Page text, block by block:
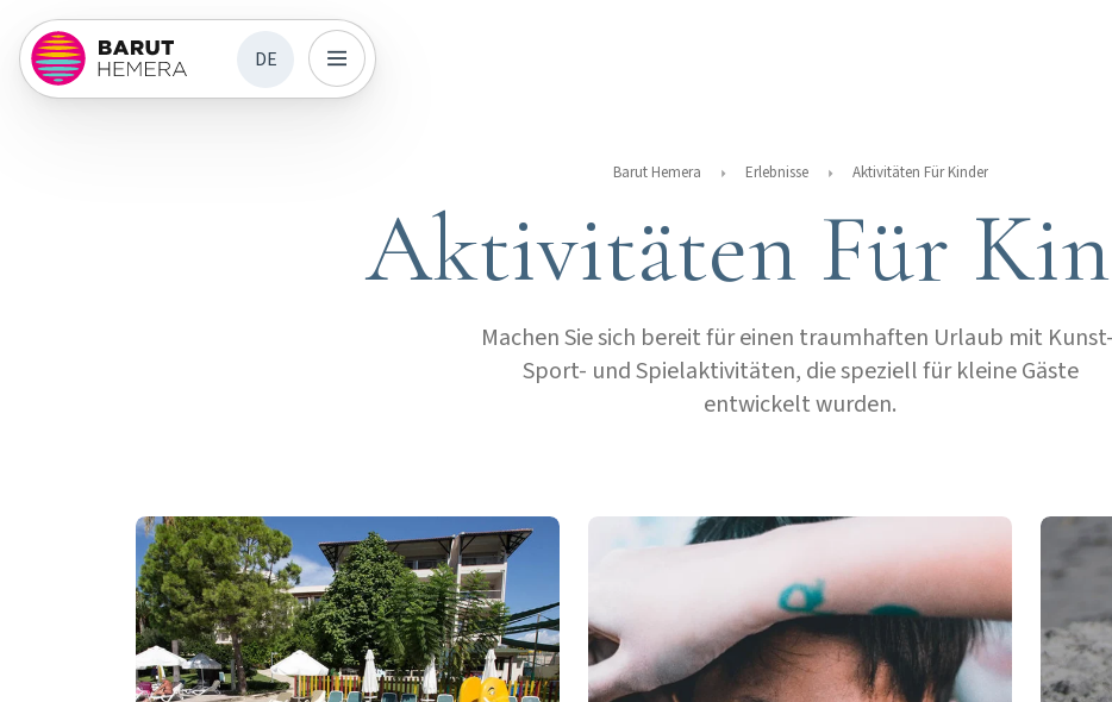
DE
Barut Hemera Erlebnisse Aktivitäten Für Kinder
Aktivitäten Für
Machen Sie sich bereit für einen traumhaften Urlaub mit
Sport- und Spielaktivitäten, die speziell für kleine Gäste
entwickelt wurden.